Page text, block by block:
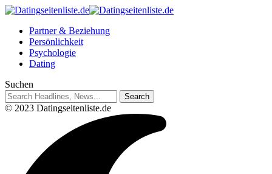
Partner & Beziehung
Persönlichkeit
Psychologie
Dating
Suchen
© 2023 Datingseitenliste.de